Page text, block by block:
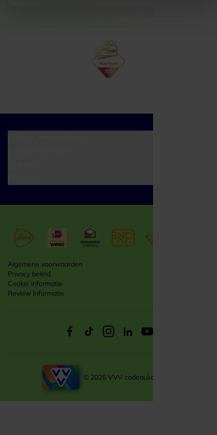
Algemene voorwaarden
Privacy beleid
Cookie informatie
Review informatie
© 2026 VVV cadeaukaarten